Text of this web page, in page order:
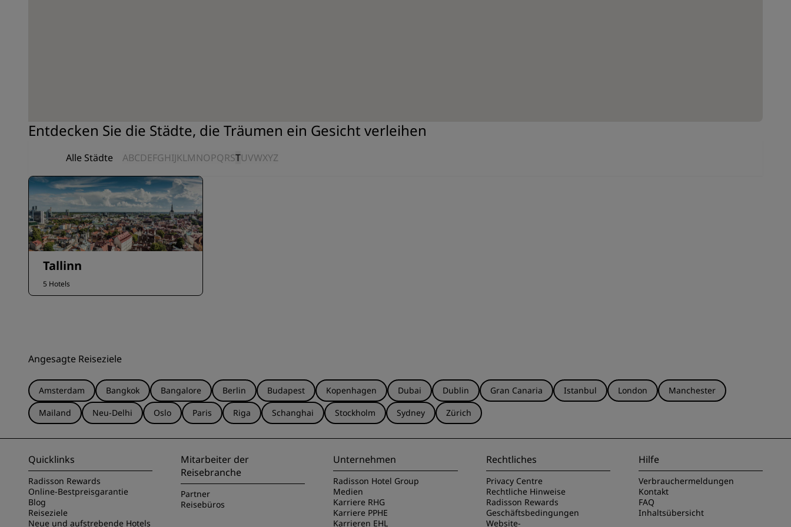
Entdecken Sie die Städte, die Träumen ein Gesicht verleihen
Alle Städte ABCDEFGHIJKLMNOPQRSTUVWXYZ
Tallinn
5 Hotels
Angesagte Reiseziele
Amsterdam Bangkok Bangalore Berlin Budapest Kopenhagen Dubai Dublin Gran Canaria Istanbul London
Manchester
Mailand
Neu-Delhi Oslo Paris Riga Schanghai Stockholm Sydney Zürich
Quicklinks
Radisson Rewards
Online-Bestpreisgarantie
Blog
Reiseziele
Neue und aufstrebende Hotels
Mitarbeiter der
Reisebranche
Partner
Reisebüros
Unternehmen
Radisson Hotel Group
Medien
Karriere RHG
Karriere PPHE
Karrieren EHL
Rechtliches
Privacy Centre
Rechtliche Hinweise
Radisson Rewards
Geschäftsbedingungen
Website-
Hilfe
Verbrauchermeldungen
Kontakt
FAQ
Inhaltsübersicht